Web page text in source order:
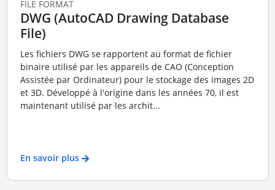
FILE FORMAT
DWG (AutoCAD Drawing Database
File)
Les fichiers DWG se rapportent au format de fichier
binaire utilisé par les appareils de CAO (Conception
Assistée par Ordinateur) pour le stockage des images 2D
et 3D. Développé à l'origine dans les années 70, il est
maintenant utilisé par les archit...
En savoir plus